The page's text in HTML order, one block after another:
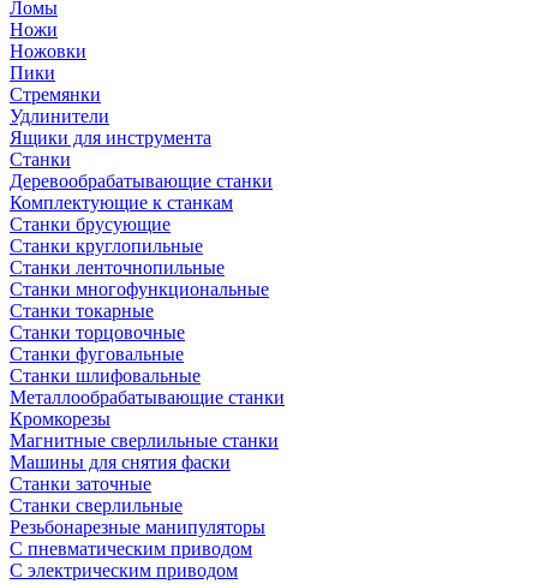
Ломы
Ножи
Ножовки
Пики
Стремянки
Удлинители
Ящики для инструмента
Станки
Деревообрабатывающие станки
Комплектующие к станкам
Станки брусующие
Станки круглопильные
Станки ленточнопильные
Станки многофункциональные
Станки токарные
Станки торцовочные
Станки фуговальные
Станки шлифовальные
Металлообрабатывающие станки
Кромкорезы
Магнитные сверлильные станки
Машины для снятия фаски
Станки заточные
Станки сверлильные
Резьбонарезные манипуляторы
С пневматическим приводом
С электрическим приводом